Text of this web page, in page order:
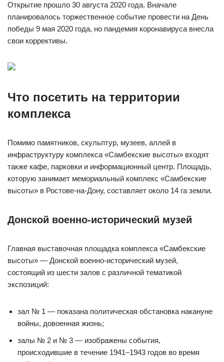
Открытие прошло 30 августа 2020 года. Вначале
планировалось торжественное событие провести на День
победы 9 мая 2020 года, но пандемия коронавируса внесла
свои коррективы.
Что посетить на территории
комплекса
Помимо памятников, скульптур, музеев, аллей в
инфраструктуру комплекса «Самбекские высоты» входят
также кафе, парковки и информационный центр. Площадь,
которую занимает мемориальный комплекс «Самбекские
высоты» в Ростове-на-Дону, составляет около 14 га земли.
Донской военно-исторический музей
Главная выставочная площадка комплекса «Самбекские
высоты» — Донской военно-исторический музей,
состоящий из шести залов с различной тематикой
экспозиций:
зал № 1 — показана политическая обстановка накануне
войны, довоенная жизнь;
залы № 2 и № 3 — изображены события,
происходившие в течение 1941–1943 годов во время